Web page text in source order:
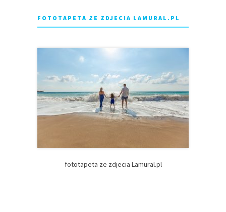
FOTOTAPETA ZE ZDJECIA LAMURAL.PL
fototapeta ze zdjecia Lamural.pl